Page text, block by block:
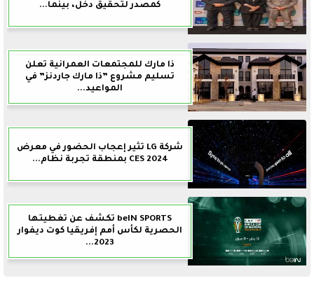
كمصدر لتحقيق دخل، بينما...
ذا مارك للمجتمعات العمرانية تعلن
تسليم مشروع ”ذا مارك جاردنز” في
المواعيد...
شركة LG تثير إعجاب الحضور في معرض
CES 2024 بمنطقة تجربة نظام...
beIN SPORTS تكشف عن تغطيتها
الحصرية لكأس أمم إفريقيا كوت ديفوار
2023...